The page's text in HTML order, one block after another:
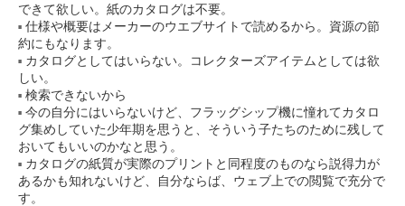
できて欲しい。紙のカタログは不要。
仕様や概要はメーカーのウエブサイトで読めるから。資源の節
約にもなります。
カタログとしてはいらない。コレクターズアイテムとしては欲
しい。
検索できないから
今の自分にはいらないけど、フラッグシップ機に憧れてカタロ
グ集めしていた少年期を思うと、そういう子たちのために残して
おいてもいいのかなと思う。
カタログの紙質が実際のプリントと同程度のものなら説得力が
あるかも知れないけど、自分ならば、ウェブ上での閲覧で充分で
す。